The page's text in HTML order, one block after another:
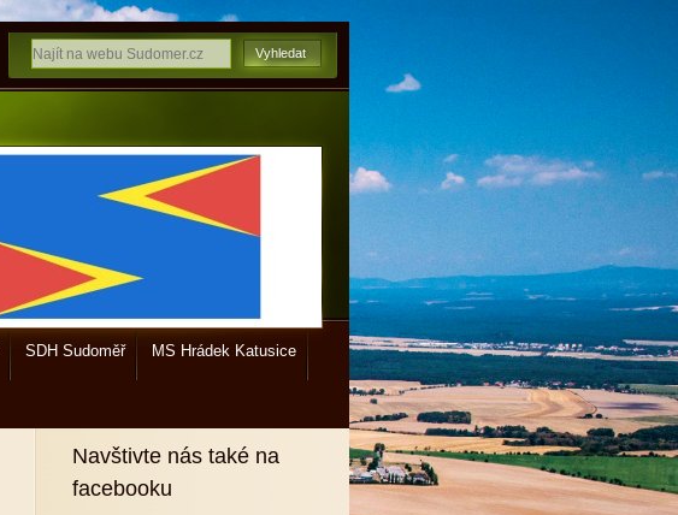
SDH Sudoměř MS Hrádek Katusice
Navštivte nás také na
facebooku